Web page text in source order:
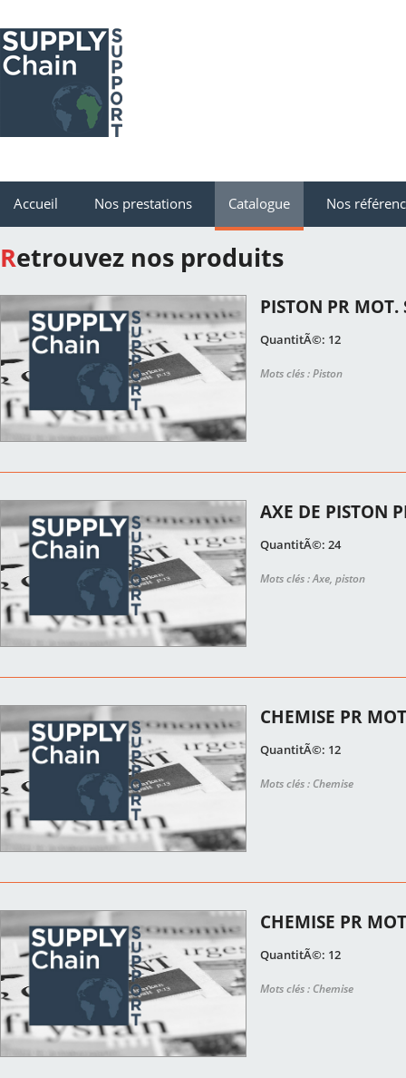
Accueil Nos prestations Catalogue Nos
Retrouvez nos produits
PISTON PR MOT.
QuantitÃ©: 12
Mots clés : Piston
AXE DE PISTON
QuantitÃ©: 24
Mots clés : Axe, piston
CHEMISE PR
QuantitÃ©: 12
Mots clés : Chemise
CHEMISE PR
QuantitÃ©: 12
Mots clés : Chemise